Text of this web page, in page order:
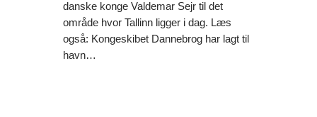
danske konge Valdemar Sejr til det
område hvor Tallinn ligger i dag. Læs
også: Kongeskibet Dannebrog har lagt til
havn…